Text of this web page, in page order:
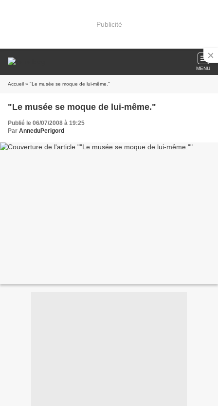
Publicité
MENU
Accueil » "Le musée se moque de lui-même."
"Le musée se moque de lui-même."
Publié le 06/07/2008 à 19:25
Par AnneduPerigord